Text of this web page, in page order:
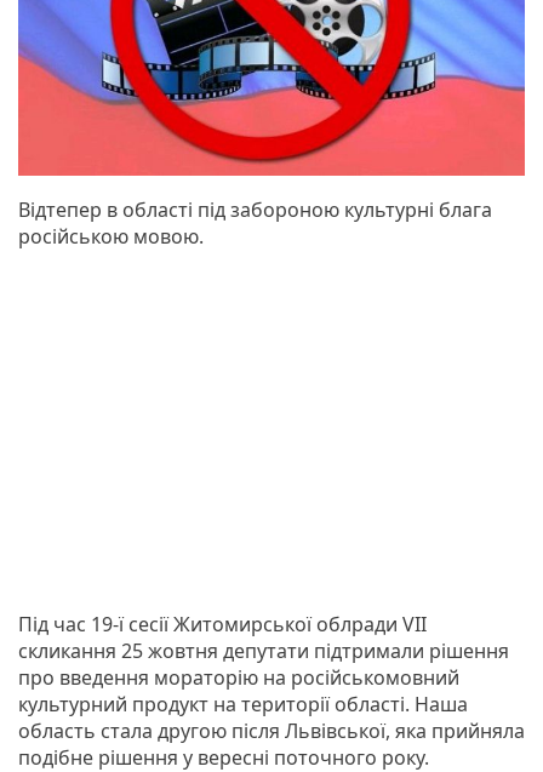
Відтепер в області під забороною культурні блага
російською мовою.
Під час 19-ї сесії Житомирської облради VII
скликання 25 жовтня депутати підтримали рішення
про введення мораторію на російськомовний
культурний продукт на території області. Наша
область стала другою після Львівської, яка прийняла
подібне рішення у вересні поточного року.